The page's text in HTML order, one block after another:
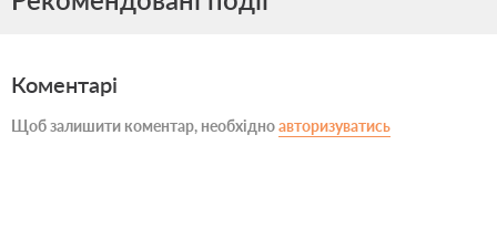
Коментарі
Щоб залишити коментар, необхідноавторизуватись